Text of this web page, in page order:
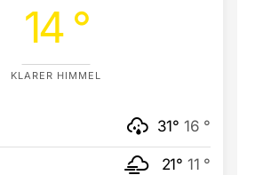
14 °
KLARER HIMMEL
31° 16 °
21° 11 °